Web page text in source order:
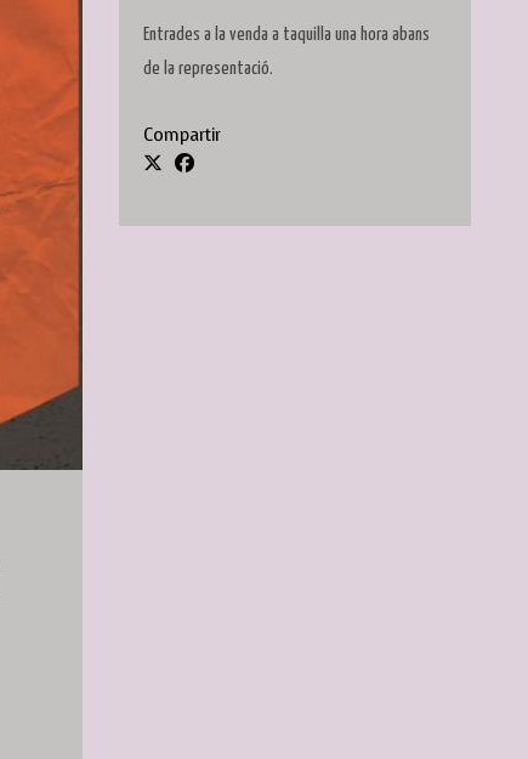
Entrades a la venda a taquilla una hora abans
de la representació.
Compartir